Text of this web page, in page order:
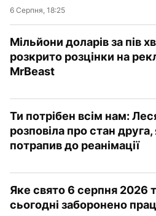
6 Серпня, 18:25
Мільйони доларів за пів
розкрито розцінки на
MrBeast
Ти потрібен всім нам:
розповіла про стан друга,
потрапив до реанімації
Яке свято 6 серпня 2026
сьогодні заборонено